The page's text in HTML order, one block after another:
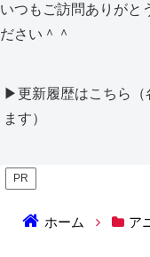
いつもご訪問ありがと
ださい＾＾
▶更新履歴はこちら（
ます）
PR
ホーム ア